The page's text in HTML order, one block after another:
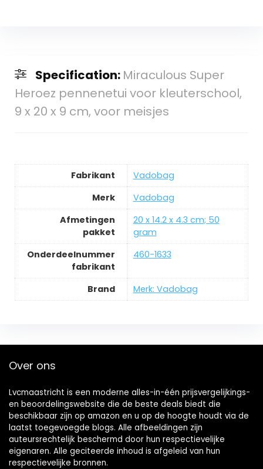
Specification: Miraculous Super
Heroez pennenetui voor kleuterschool,
9 x 20 x 9 cm, voor meisjes
Fabrikant
‎Vadobag
Merk
‎Vadobag
Afmetingen
pakket
‎20 x 14.2 x 4.3 cm; 50
gram
Onderdeelnummer
fabrikant
‎460-1633
Brand Merk: Vadobag
Over ons
Lvcmaastricht is een moderne alles-in-één prijsvergelijkings-
en beoordelingswebsite die de beste deals biedt die
beschikbaar zijn op amazon en u op de hoogte houdt via de
laatst toegevoegde blogs. Alle afbeeldingen zijn
auteursrechtelijk beschermd door hun respectievelijke
eigenaren. Alle geciteerde inhoud is afgeleid van hun
respectievelijke bronnen.